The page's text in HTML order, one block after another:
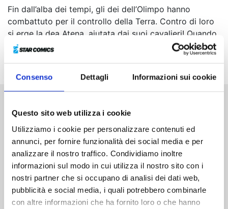
Consenso Dettagli Informazioni sui cookie
Questo sito web utilizza i cookie
Utilizziamo i cookie per personalizzare contenuti ed
annunci, per fornire funzionalità dei social media e per
analizzare il nostro traffico. Condividiamo inoltre
informazioni sul modo in cui utilizza il nostro sito con i
nostri partner che si occupano di analisi dei dati web,
pubblicità e social media, i quali potrebbero combinarle
con altre informazioni che ha fornito loro o che hanno
Fin dall’alba dei tempi, gli dei dell’Olimpo hanno
combattuto per il controllo della Terra. Contro di loro
si erge la dea Atena, aiutata dai suoi cavalieri! Quando
un nuovo avversario entra in scena, il futuro stesso dei
Altri volumi della serie